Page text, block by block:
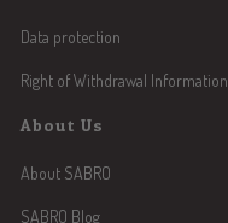
Data protection
Right of Withdrawal Information
About Us
About SABRO
SABRO Blog